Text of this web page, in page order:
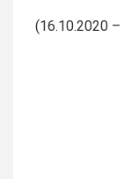
(16.10.2020